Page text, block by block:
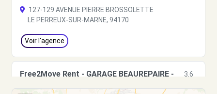
127-129 AVENUE PIERRE BROSSOLETTE
LE PERREUX-SUR-MARNE, 94170
Voir l'agence
Free2Move Rent - GARAGE BEAUREPAIRE -
3.6